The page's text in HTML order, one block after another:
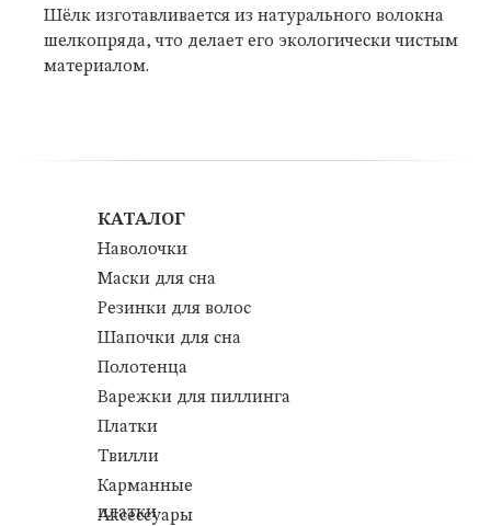
Шёлк изготавливается из натурального волокна
шелкопряда, что делает его экологически чистым
материалом.
КАТАЛОГ
Наволочки
Резинки для волос
Шапочки для сна
Полотенца
Варежки для пиллинга
Платки
Карманные
платки
Аксессуары
Маски для сна
Твилли